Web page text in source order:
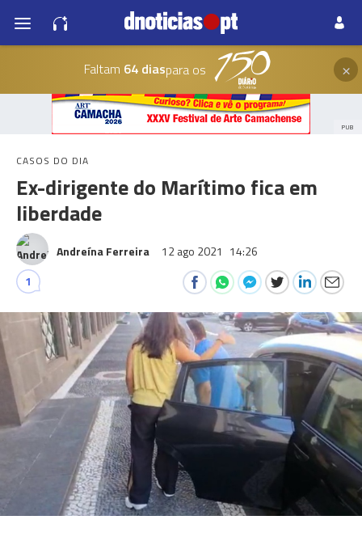
Faltam 64 diaspara os ×
PUB
CASOS DO DIA
Ex-dirigente do Marítimo fica em
liberdade
Andreína Ferreira 12 ago 2021 14:26
1